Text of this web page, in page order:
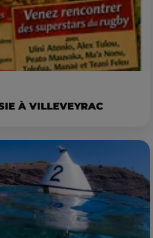
À VILLEVEYRAC